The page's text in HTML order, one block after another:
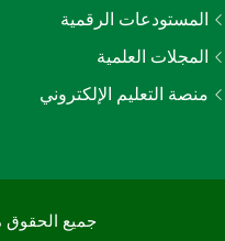
المستودعات الرقمية
المجلات العلمية
منصة التعليم الإلكتروني
جميع الحقوق